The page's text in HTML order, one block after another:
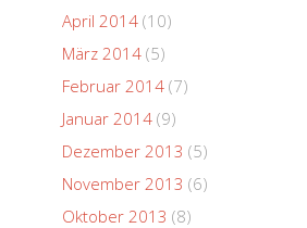
April 2014 (10)
März 2014 (5)
Februar 2014 (7)
Januar 2014 (9)
Dezember 2013 (5)
November 2013 (6)
Oktober 2013 (8)